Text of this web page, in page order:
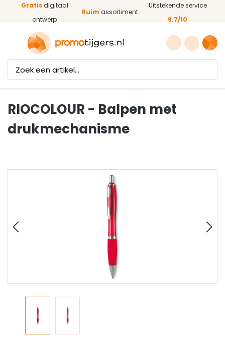
Ga naar de hoofdinhoud
Gratisdigitaal
ontwerp
Ruim assortiment
Uitstekende service
9.7/10
RIOCOLOUR - Balpen met
drukmechanisme
Afbeeldingengalerij overslaan